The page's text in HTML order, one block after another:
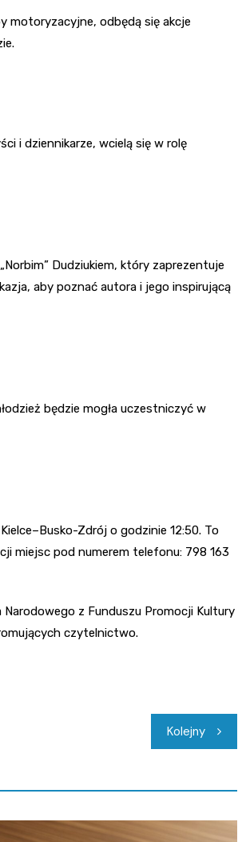
motoryzacyjne, odbędą się akcje
i dziennikarze, wcielą się w rolę
Dudziukiem, który zaprezentuje
aby poznać autora i jego inspirującą
będzie mogła uczestniczyć w
Zdrój o godzinie 12:50. To
miejsc pod numerem telefonu: 798 163
z Funduszu Promocji Kultury
czytelnictwo.
Kolejny